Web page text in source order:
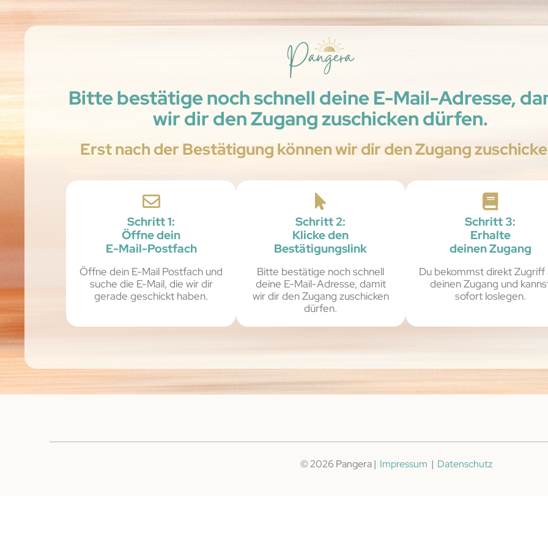
Bitte bestätige noch schnell deine E-Mail-Adresse,
wir dir den Zugang zuschicken dürfen.
Erst nach der Bestätigung können wir dir den Zugang
Schritt 1:
Öffne dein
E-Mail-Postfach
Öffne dein E-Mail Postfach und
suche die E-Mail, die wir dir
gerade geschickt haben.
Schritt 2:
Klicke den
Bestätigungslink
Bitte bestätige noch schnell
deine E-Mail-Adresse, damit
wir dir den Zugang zuschicken
dürfen.
Schritt 3:
Erhalte
deinen Zugang
Du bekommst direkt Zugriff
deinen Zugang und
sofort loslegen.
© 2026 Pangera | Impressum | Datenschutz